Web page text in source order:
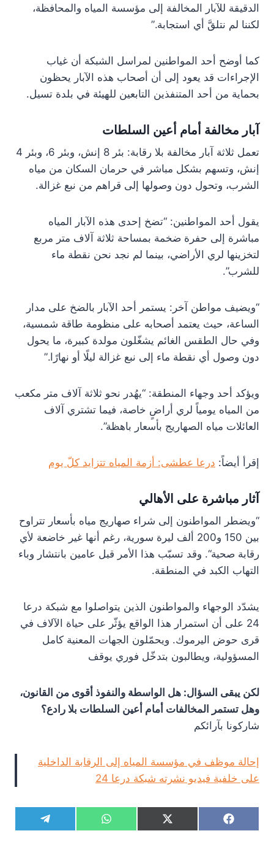
الدقيقة للآبار المخالفة إلى مؤسسة المياه والمحافظة،
لكننا لم نتلقَّ أي استجابة.”
كما أوضح أحد المواطنين لمراسل الشبكة أن غياب
الإجراءات قد يعود إلى أن أصحاب هذه الآبار يحظون
بحماية من أحد المتنفذين التابعين للهيئة في بلدة تسيل.
آبار مخالفة أمام أعين السلطات
تعمل ثلاثة آبار مخالفة بلا رقابة: بئر 8 إنش، وبئر 6، وبئر 4
إنش، وتسهم بشكل مباشر في حرمان السكان من مياه
الشرب، وتحول دون وصولها إلى قراهم من نبع غزالة.
يقول أحد المواطنين: “تضخ إحدى هذه الآبار المياه
مباشرة إلى حفرة ضخمة بمساحة ثلاثة آلاف متر مربع
لتخزينها لري الأراضي، بينما لم نجد نحن نقطة ماء
للشرب”.
“ويضيف مواطن آخر: يستمر أحد الآبار بالضخ على مدار
الساعة، حيث يعتمد أصحابه على منظومة طاقة شمسية،
وفي حال الطقس الغائم يشغّلون مولدة كبيرة، ما يحول
دون وصول أي نقطة ماء إلى نبع غزالة ليلًا أو نهارًا.”
ويؤكد أحد وجهاء المنطقة: “يهُدر نحو ثلاثة آلاف متر مكعب
من المياه يومياً لري أراضٍ خاصة، فيما تشتري آلاف
العائلات مياه الصهاريج بأسعار باهظة”.
إقرأ أيضاً: درعا عطشى: أزمة المياه تتزايد كلّ يوم
آثار مباشرة على الأهالي
“ويضطر المواطنون إلى شراء صهاريج مياه بأسعار تتراوح
بين 150 و200 ألف ليرة سورية، رغم أنها غير خاضعة لأي
رقابة صحية“. وقد تسبّب هذا الأمر قبل عامين بانتشار وباء
التهاب الكبد في المنطقة.
يشدّد الوجهاء والمواطنون الذين يتواصلوا مع شبكة درعا
24 على أن استمرار هذا الواقع يؤثّر على حياة الآلاف في
قرى حوض اليرموك. ويحمّلون الجهات المعنية كامل
المسؤولية، ويطالبون بتدخّل فوري يوقف
لكن يبقى السؤال: هل الواسطة والنفوذ أقوى من القانون،
وهل تستمر المخالفات أمام أعين السلطات بلا رادع؟
شاركونا بآرائكم
إحالة موظف في مؤسسة المياه إلى الرقابة الداخلية
على خلفية فيديو نشرته شبكة درعا 24
S
h
F
S
h
X
S
h
W
S
h
T